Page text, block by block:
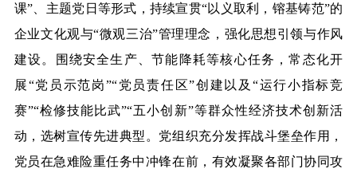
课”、主题党日等形式，持续宣贯“以义取利，镕基铸范”的
企业文化观与“微观三治”管理理念，强化思想引领与作风
建设。围绕安全生产、节能降耗等核心任务，常态化开
展“党员示范岗”“党员责任区”创建以及“运行小指标竞
赛”“检修技能比武”“五小创新”等群众性经济技术创新活
动，选树宣传先进典型。党组织充分发挥战斗堡垒作用，
党员在急难险重任务中冲锋在前，有效凝聚各部门协同攻